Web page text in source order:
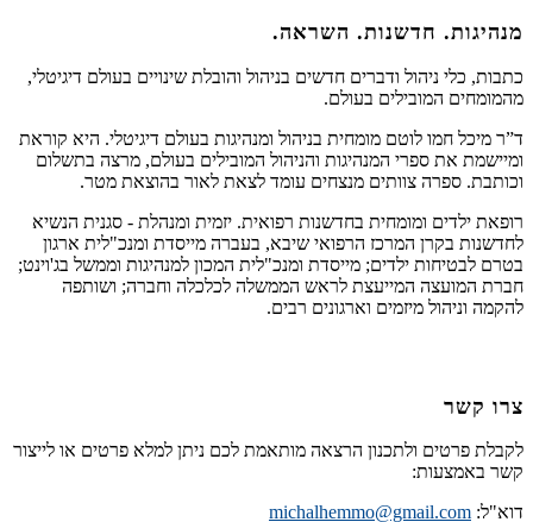
מנהיגות. חדשנות. השראה.
כתבות, כלי ניהול ודברים חדשים בניהול והובלת שינויים בעולם דיגיטלי,
מהמומחים המובילים בעולם.
ד”ר מיכל חמו לוטם מומחית בניהול ומנהיגות בעולם דיגיטלי. היא קוראת
ומיישמת את ספרי המנהיגות והניהול המובילים בעולם, מרצה בתשלום
וכותבת. ספרה צוותים מנצחים עומד לצאת לאור בהוצאת מטר.
רופאת ילדים ומומחית בחדשנות רפואית. יזמית ומנהלת - סגנית הנשיא
לחדשנות בקרן המרכז הרפואי שיבא, בעברה מייסדת ומנכ"לית ארגון
בטרם לבטיחות ילדים; מייסדת ומנכ"לית המכון למנהיגות וממשל בג'וינט;
חברת המועצה המייעצת לראש הממשלה לכלכלה וחברה; ושותפה
להקמה וניהול מיזמים וארגונים רבים.
צרו קשר
לקבלת פרטים ולתכנון הרצאה מותאמת לכם ניתן למלא פרטים או לייצור
קשר באמצעות:
דוא"ל: michalhemmo@gmail.com